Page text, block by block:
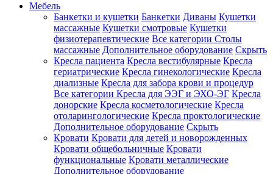
Мебель
Банкетки и кушетки Банкетки Диваны Кушетки
массажные Кушетки смотровые Кушетки
физиотерапевтические Все категории Столы
массажные Дополнительное оборудование Скрыть
Кресла пациента Кресла вестибулярные Кресла
гериатрические Кресла гинекологические Кресла
диализные Кресла для забора крови и процедур
Все категории Кресла для ЭЭГ и ЭХО-ЭГ Кресла
донорские Кресла косметологические Кресла
отоларингологические Кресла проктологические
Дополнительное оборудование Скрыть
Кровати Кровати для детей и новорожденных
Кровати общебольничные Кровати
функциональные Кровати металлические
Дополнительное оборудование